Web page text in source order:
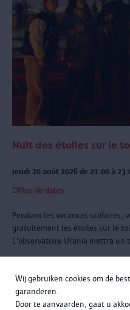
Wij gebruiken cookies om de
garanderen.
Door te aanvaarden, gaat u
Nuit des étoiles sur le
jeudi 20 août 2026 de 21:00 à
Plus de dates
Pendant les vacances scolaires,
gratuitement les étoiles sur le
L'observatoire Urania mettra un